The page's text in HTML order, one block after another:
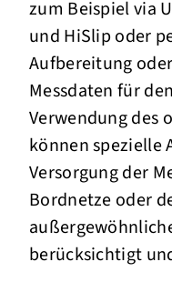
zum Beispiel via
und HiSlip oder
Aufbereitung
Messdaten für
Verwendung des
können spezielle
Versorgung der
Bordnetze oder
berücksichtigt